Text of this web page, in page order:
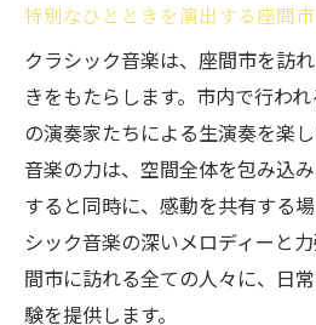
特別なひとときを演出する座間
クラシック音楽は、座間市を訪
きをもたらします。市内で行わ
の演奏家たちによる生演奏を楽し
音楽の力は、空間全体を包み込
すると同時に、感動を共有する
シック音楽の深いメロディーと力
間市に訪れる全ての人々に、日常
験を提供します。